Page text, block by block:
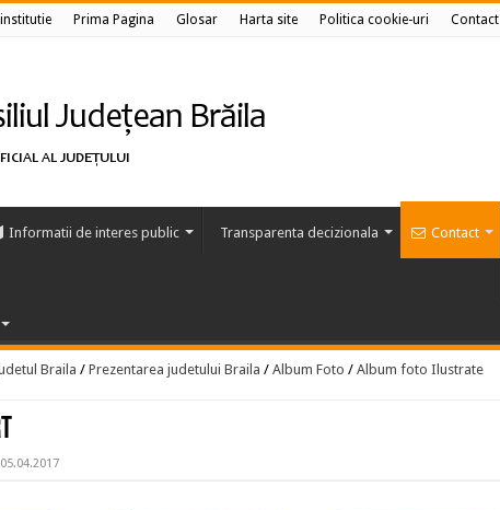
Prima Pagina Glosar Harta site Politica cookie-uri Contact
Informatii de interes public Transparenta decizionala Contact
Braila / Prezentarea judetului Braila / Album Foto / Album foto Ilustrate
05.04.2017